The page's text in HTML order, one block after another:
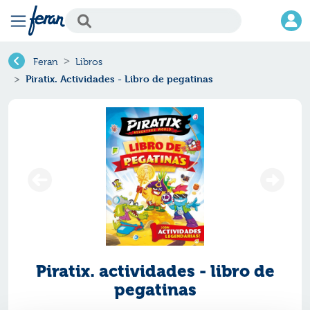
Feran Libros
Piratix. Actividades - Libro de pegatinas
Piratix. actividades - libro de
pegatinas